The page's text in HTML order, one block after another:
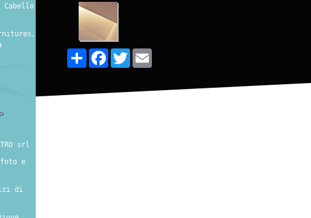
Share FacebookTwitter
Cabello
srl
foto e
di